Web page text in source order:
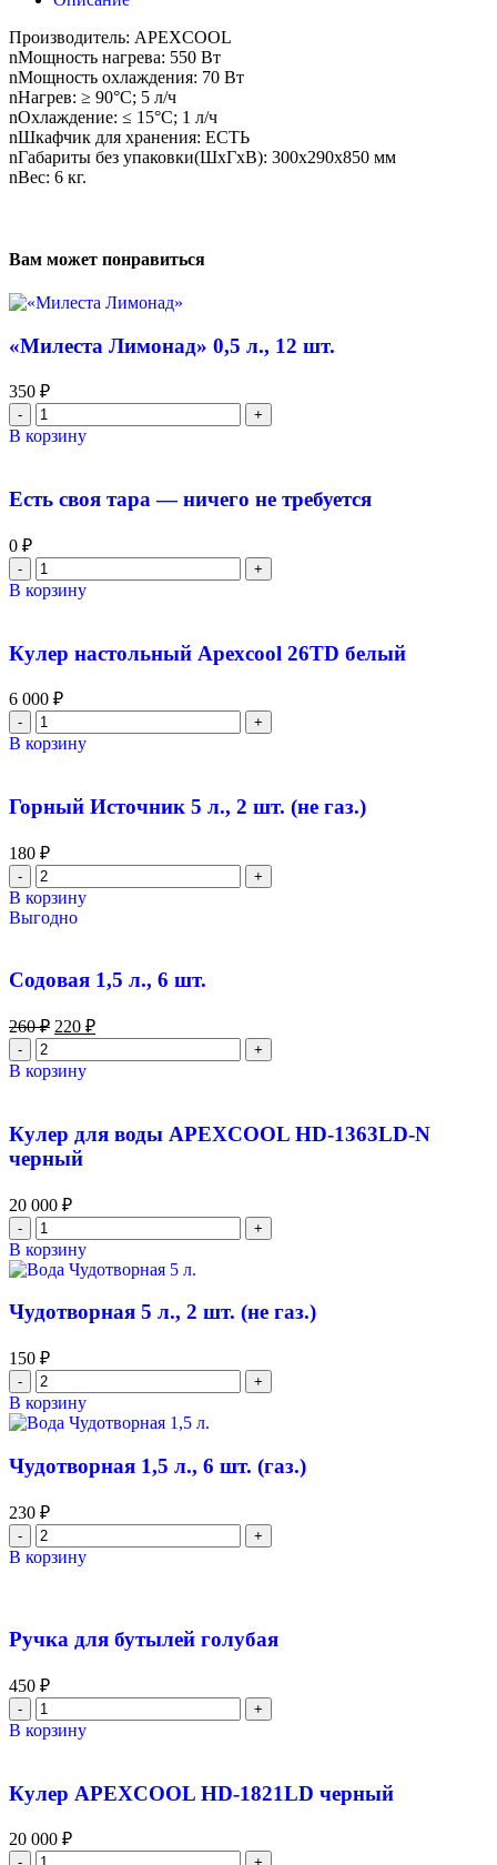
Производитель: APEXCOOL
nМощность нагрева: 550 Вт
nМощность охлаждения: 70 Вт
nНагрев: ≥ 90°С; 5 л/ч
nОхлаждение: ≤ 15°С; 1 л/ч
nШкафчик для хранения: ЕСТЬ
nГабариты без упаковки(ШxГxВ): 300х290х850 мм
nВес: 6 кг.
Вам может понравиться
«Милеста Лимонад» 0,5 л., 12 шт.
350 ₽
В корзину
Есть своя тара — ничего не требуется
0 ₽
В корзину
Кулер настольный Apexcool 26TD белый
6 000 ₽
В корзину
Горный Источник 5 л., 2 шт. (не газ.)
180 ₽
В корзину
Выгодно
Содовая 1,5 л., 6 шт.
260₽ 220 ₽
В корзину
Кулер для воды APEXCOOL HD-1363LD-N
черный
20 000 ₽
В корзину
Чудотворная 5 л., 2 шт. (не газ.)
150 ₽
В корзину
Чудотворная 1,5 л., 6 шт. (газ.)
230 ₽
В корзину
Ручка для бутылей голубая
450 ₽
В корзину
Кулер APEXCOOL HD-1821LD черный
20 000 ₽